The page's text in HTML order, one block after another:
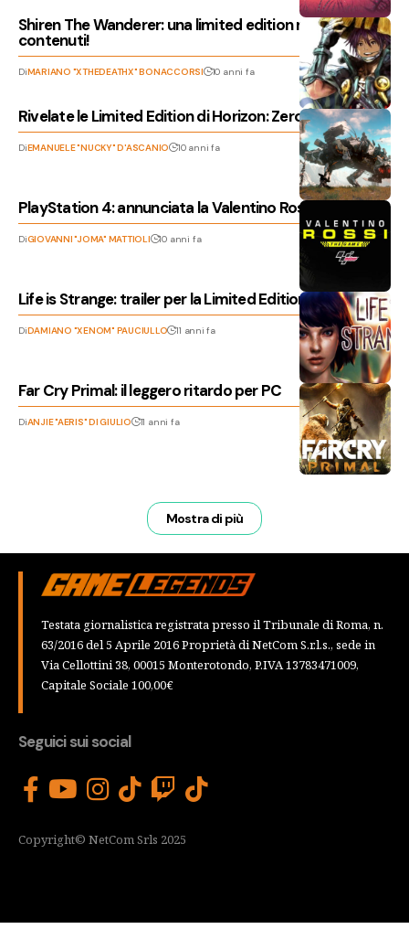
Shiren The Wanderer: una limited edition ricca di
contenuti!
DiMARIANO "XTHEDEATHX" BONACCORSI 10 anni fa
Rivelate le Limited Edition di Horizon: Zero Dawn
DiEMANUELE "NUCKY" D'ASCANIO 10 anni fa
PlayStation 4: annunciata la Valentino Rossi Edition
DiGIOVANNI "JOMA" MATTIOLI 10 anni fa
Life is Strange: trailer per la Limited Edition
DiDAMIANO "XENOM" PAUCIULLO 11 anni fa
Far Cry Primal: il leggero ritardo per PC
DiANJIE "AERIS" DI GIULIO 11 anni fa
Mostra di più
Testata giornalistica registrata presso il Tribunale di Roma, n.
63/2016 del 5 Aprile 2016 Proprietà di NetCom S.r.l.s., sede in
Via Cellottini 38, 00015 Monterotondo, P.IVA 13783471009,
Capitale Sociale 100,00€
Seguici sui social
Copyright© NetCom Srls 2025